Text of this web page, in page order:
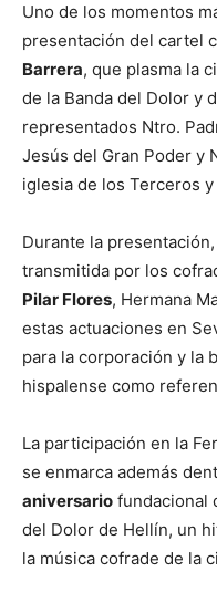
Uno de los momentos
presentación del cartel
Barrera, que plasma la
de la Banda del Dolor y
representados Ntro.
Jesús del Gran Poder y
iglesia de los Terceros y
Durante la
transmitida por los
Pilar Flores, Hermana
estas actuaciones en
para la corporación y la
hispalense como
La participación en la
se enmarca además
aniversario fundacional
del Dolor de Hellín, un
la música cofrade de la